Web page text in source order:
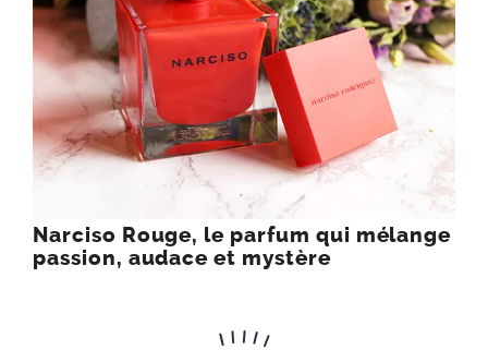
Narciso Rouge, le parfum qui mélange
passion, audace et mystère